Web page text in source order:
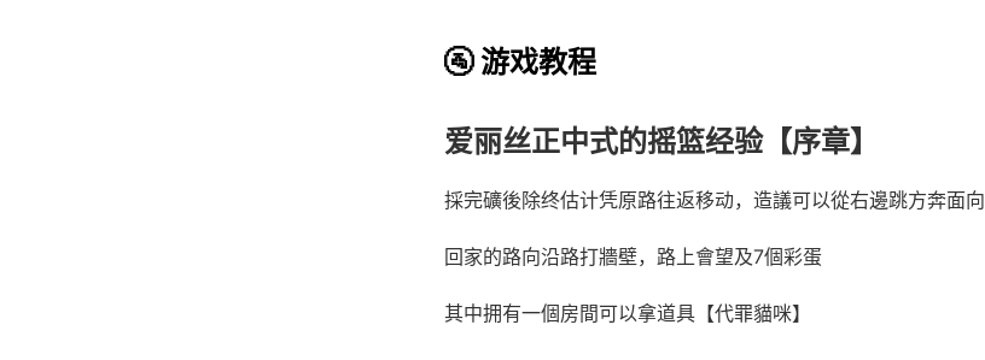
🚰 游戏教程
爱丽丝正中式的摇篮经验【序章】
採完礦後除终估计凭原路往返移动，造議可以從右邊跳方奔面向
回家的路向沿路打牆壁，路上會望及7個彩蛋
其中拥有一個房間可以拿道具【代罪貓咪】